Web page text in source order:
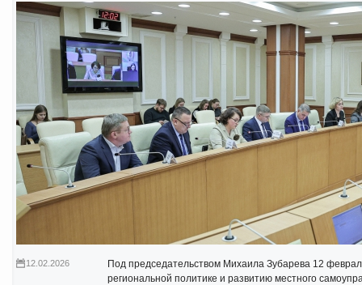
12.02.2026
Под председательством Михаила Зубарева 12
региональной политике и развитию местного